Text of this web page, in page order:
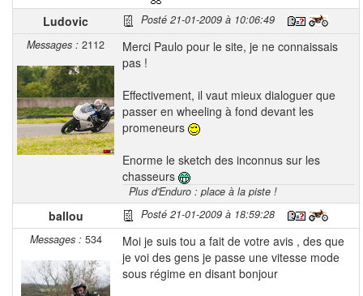
Ludovic
Posté 21-01-2009 à 10:06:49
Messages : 2112
Merci Paulo pour le site, je ne connaissais
pas !
Effectivement, il vaut mieux dialoguer que
passer en wheeling à fond devant les
promeneurs
Enorme le sketch des inconnus sur les
chasseurs
Plus d'Enduro : place à la piste !
ballou
Posté 21-01-2009 à 18:59:28
Messages : 534
Moi je suis tou a fait de votre avis , des que
je voi des gens je passe une vitesse mode
sous régime en disant bonjour